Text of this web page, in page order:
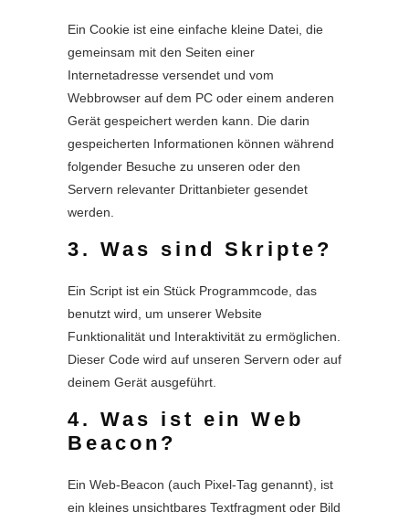
Ein Cookie ist eine einfache kleine Datei, die
gemeinsam mit den Seiten einer
Internetadresse versendet und vom
Webbrowser auf dem PC oder einem anderen
Gerät gespeichert werden kann. Die darin
gespeicherten Informationen können während
folgender Besuche zu unseren oder den
Servern relevanter Drittanbieter gesendet
werden.
3. Was sind Skripte?
Ein Script ist ein Stück Programmcode, das
benutzt wird, um unserer Website
Funktionalität und Interaktivität zu ermöglichen.
Dieser Code wird auf unseren Servern oder auf
deinem Gerät ausgeführt.
4. Was ist ein Web
Beacon?
Ein Web-Beacon (auch Pixel-Tag genannt), ist
ein kleines unsichtbares Textfragment oder Bild